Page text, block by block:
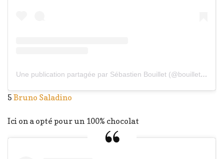
Une publication partagée par Sébastien Bouillet (@bouillet_lyon_tokyo)
5 Bruno Saladino
Ici on a opté pour un 100% chocolat